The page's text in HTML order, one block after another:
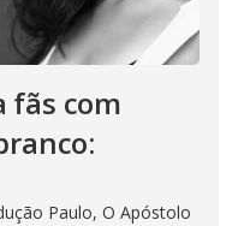
fãs com
Paulo, O Apóstolo